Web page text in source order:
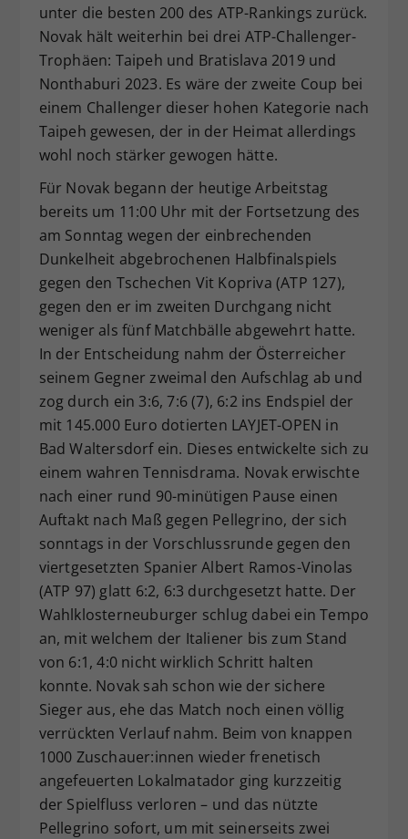
unter die besten 200 des ATP-Rankings zurück.
Novak hält weiterhin bei drei ATP-Challenger-
Trophäen: Taipeh und Bratislava 2019 und
Nonthaburi 2023. Es wäre der zweite Coup bei
einem Challenger dieser hohen Kategorie nach
Taipeh gewesen, der in der Heimat allerdings
wohl noch stärker gewogen hätte.
Für Novak begann der heutige Arbeitstag
bereits um 11:00 Uhr mit der Fortsetzung des
am Sonntag wegen der einbrechenden
Dunkelheit abgebrochenen Halbfinalspiels
gegen den Tschechen Vit Kopriva (ATP 127),
gegen den er im zweiten Durchgang nicht
weniger als fünf Matchbälle abgewehrt hatte.
In der Entscheidung nahm der Österreicher
seinem Gegner zweimal den Aufschlag ab und
zog durch ein 3:6, 7:6 (7), 6:2 ins Endspiel der
mit 145.000 Euro dotierten LAYJET-OPEN in
Bad Waltersdorf ein. Dieses entwickelte sich zu
einem wahren Tennisdrama. Novak erwischte
nach einer rund 90-minütigen Pause einen
Auftakt nach Maß gegen Pellegrino, der sich
sonntags in der Vorschlussrunde gegen den
viertgesetzten Spanier Albert Ramos-Vinolas
(ATP 97) glatt 6:2, 6:3 durchgesetzt hatte. Der
Wahlklosterneuburger schlug dabei ein Tempo
an, mit welchem der Italiener bis zum Stand
von 6:1, 4:0 nicht wirklich Schritt halten
konnte. Novak sah schon wie der sichere
Sieger aus, ehe das Match noch einen völlig
verrückten Verlauf nahm. Beim von knappen
1000 Zuschauer:innen wieder frenetisch
angefeuerten Lokalmatador ging kurzzeitig
der Spielfluss verloren – und das nützte
Pellegrino sofort, um mit seinerseits zwei